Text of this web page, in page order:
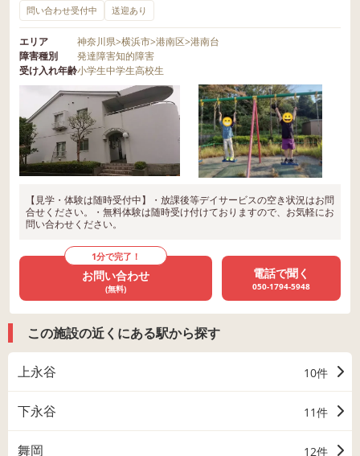
問い合わせ受付中 送迎あり
エリア 神奈川県>横浜市>港南区>港南台
障害種別
発達障害知的障害
受け入れ年齢小学生中学生高校生
【見学・体験は随時受付中】・放課後等デイサービスの空き状況はお問
合せください。・無料体験は随時受け付けておりますので、お気軽にお
問い合わせください。
1分で完了！
お問い合わせ
(無料)
電話で聞く
050-1794-5948
この施設の近くにある駅から探す
上永谷 10件
下永谷 11件
舞岡 12件